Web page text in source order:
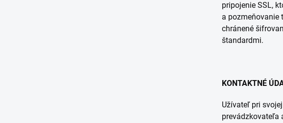
pripojenie SSL,
a pozmeňovanie
chránené
štandardmi.
KONTAKTNÉ
Užívateľ pri
prevádzkovateľa